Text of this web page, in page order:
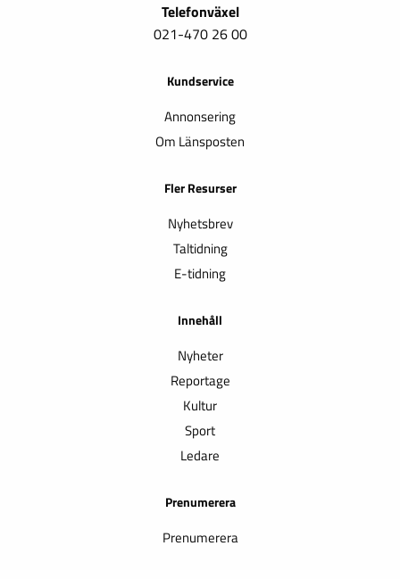
Telefonväxel
021-470 26 00
Kundservice
Annonsering
Om Länsposten
Fler Resurser
Nyhetsbrev
Taltidning
E-tidning
Innehåll
Nyheter
Reportage
Kultur
Sport
Ledare
Prenumerera
Prenumerera